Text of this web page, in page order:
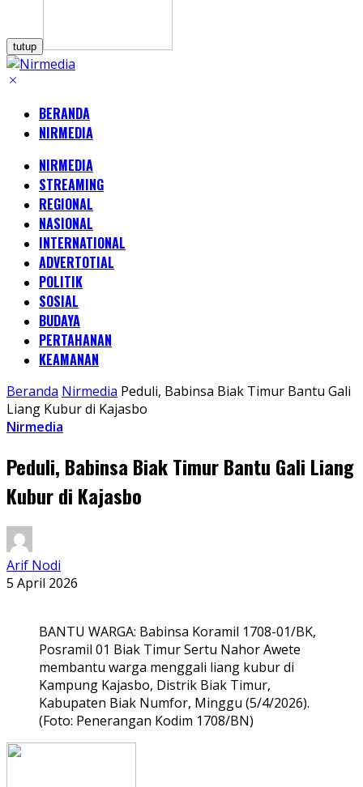
tutup
BERANDA
NIRMEDIA
NIRMEDIA
STREAMING
REGIONAL
NASIONAL
INTERNATIONAL
ADVERTOTIAL
POLITIK
SOSIAL
BUDAYA
PERTAHANAN
KEAMANAN
Beranda Nirmedia Peduli, Babinsa Biak Timur Bantu Gali
Liang Kubur di Kajasbo
Nirmedia
Peduli, Babinsa Biak Timur Bantu Gali Liang
Kubur di Kajasbo
Arif Nodi
5 April 2026
BANTU WARGA: Babinsa Koramil 1708-01/BK,
Posramil 01 Biak Timur Sertu Nahor Awete
membantu warga menggali liang kubur di
Kampung Kajasbo, Distrik Biak Timur,
Kabupaten Biak Numfor, Minggu (5/4/2026).
(Foto: Penerangan Kodim 1708/BN)